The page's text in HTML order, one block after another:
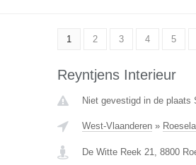
1 2 3 4 5
Reyntjens Interieur
Niet gevestigd in de plaats
West-Vlaanderen»
De Witte Reek 21, 8800